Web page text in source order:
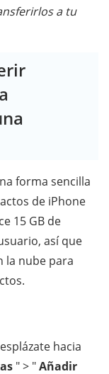
a tu
forma sencilla
de iPhone
15 GB de
así que
la nube para
hacia
" > "Añadir